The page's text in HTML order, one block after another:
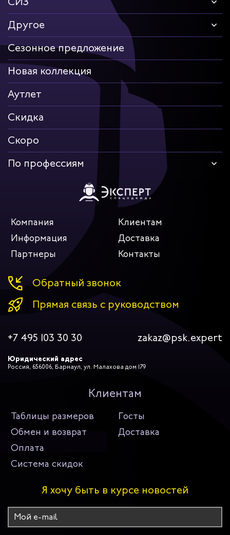
Другое
Сезонное предложение
Новая коллекция
Аутлет
Скидка
Скоро
По профессиям
Компания
Клиентам
Информация
Доставка
Партнеры
Контакты
Обратный звонок
Прямая связь с руководством
+7 495 103 30 30 zakaz@psk.expert
Юридический адрес
Россия, 656006, Барнаул, ул. Малахова дом 179
Клиентам
Таблицы размеров
Госты
Обмен и возврат
Доставка
Оплата
Система скидок
Я хочу быть в курсе новостей